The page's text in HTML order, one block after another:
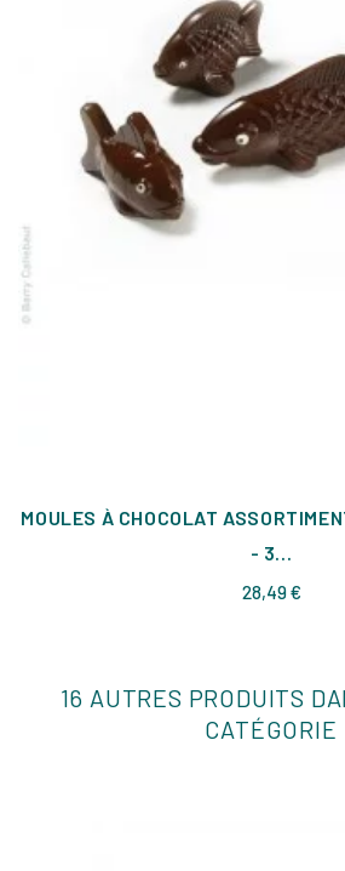
MOULES À CHOCOLAT
- 3...
28,49 €Prix
16 AUTRES PRODUITS
CATÉGORIE